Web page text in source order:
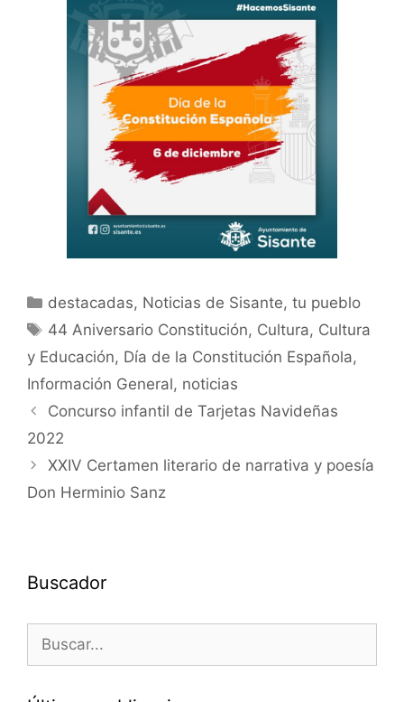
destacadas, Noticias de Sisante, tu pueblo
44 Aniversario Constitución, Cultura, Cultura
y Educación, Día de la Constitución Española,
Información General, noticias
Concurso infantil de Tarjetas Navideñas
2022
XXIV Certamen literario de narrativa y poesía
Don Herminio Sanz
Buscador